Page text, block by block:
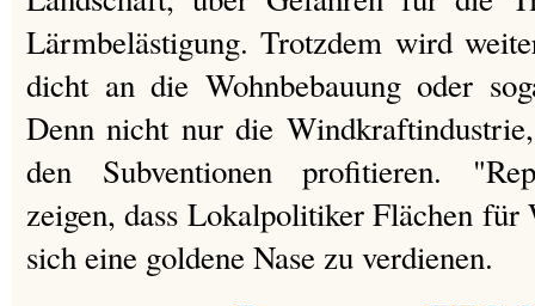
Lärmbelästigung. Trotzdem wird
dicht an die Wohnbebauung oder
Denn nicht nur die
den Subventionen profitieren.
zeigen, dass Lokalpolitiker Flächen für
sich eine goldene Nase zu verdienen.